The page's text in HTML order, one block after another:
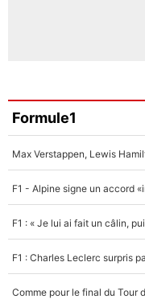
Formule1